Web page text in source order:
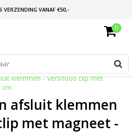
VERZENDING VANAF €50,-
EN 30 DAGEN BEDENKTIJD
0
klemmen - Vershoud clip met
cm
afsluit klemmen
met magneet -